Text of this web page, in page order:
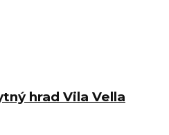
hrad Vila Vella